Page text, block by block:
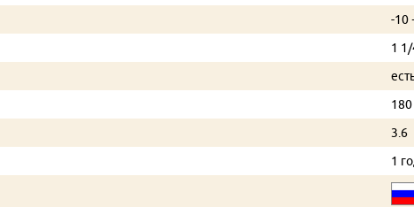
-10
1
180
3.6
1